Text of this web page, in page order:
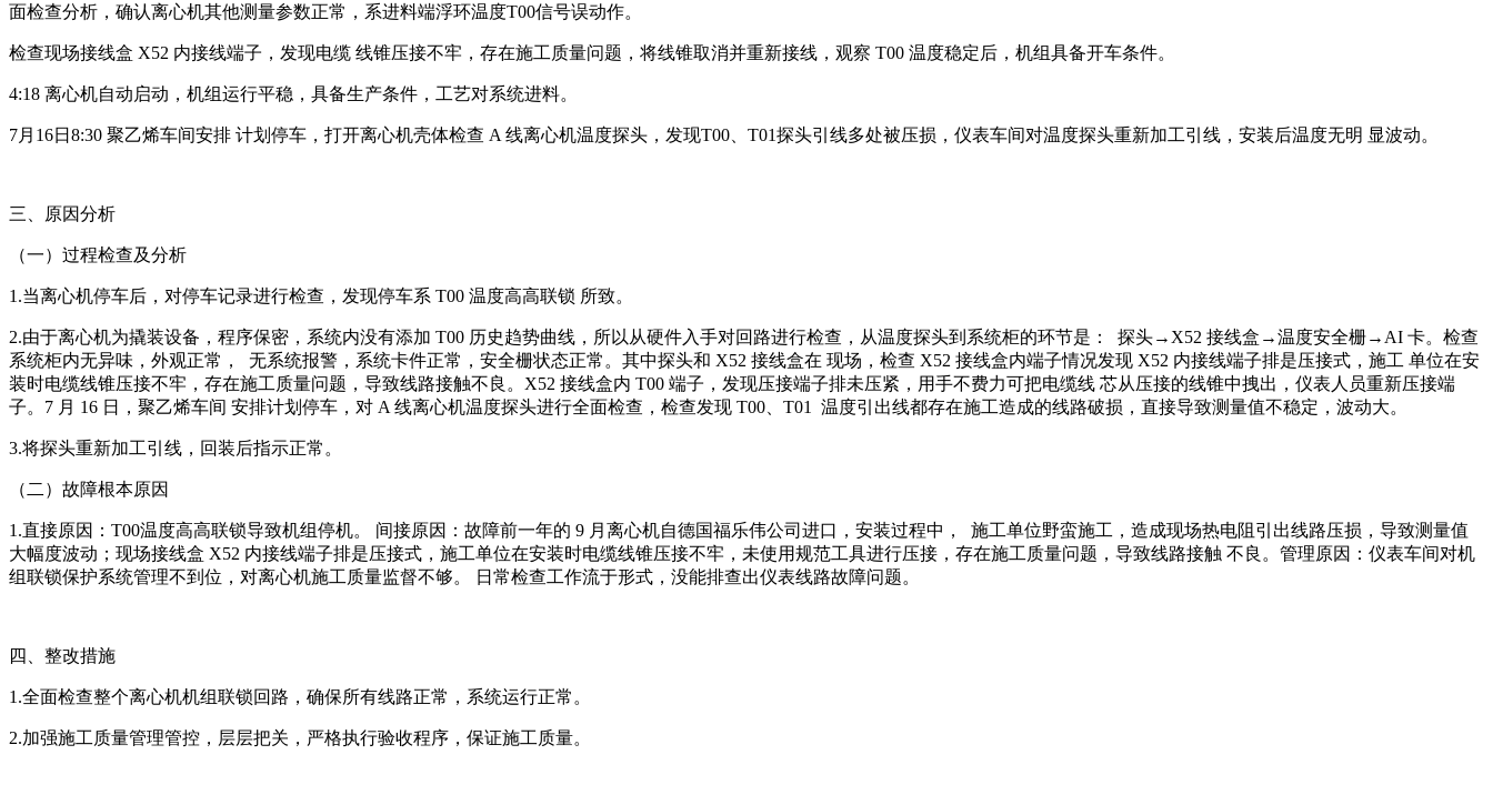
面检查分析，确认离心机其他测量参数正常，系进料端浮环温度T00信号误动作。
检查现场接线盒 X52 内接线端子，发现电缆 线锥压接不牢，存在施工质量问题，将线锥取消并重新接线，观察 T00 温度稳定后，机组具备开车条件。
4:18 离心机自动启动，机组运行平稳，具备生产条件，工艺对系统进料。
7月16日8:30 聚乙烯车间安排 计划停车，打开离心机壳体检查 A 线离心机温度探头，发现T00、T01探头引线多处被压损，仪表车间对温度探头重新加工引线，安装后温度无明 显波动。
三、原因分析
（一）过程检查及分析
1.当离心机停车后，对停车记录进行检查，发现停车系 T00 温度高高联锁 所致。
2.由于离心机为撬装设备，程序保密，系统内没有添加 T00 历史趋势曲线，所以从硬件入手对回路进行检查，从温度探头到系统柜的环节是： 探头→X52 接线盒→温度安全栅→AI 卡。检查
系统柜内无异味，外观正常， 无系统报警，系统卡件正常，安全栅状态正常。其中探头和 X52 接线盒在 现场，检查 X52 接线盒内端子情况发现 X52 内接线端子排是压接式，施工 单位在安
装时电缆线锥压接不牢，存在施工质量问题，导致线路接触不良。X52 接线盒内 T00 端子，发现压接端子排未压紧，用手不费力可把电缆线 芯从压接的线锥中拽出，仪表人员重新压接端
子。7 月 16 日，聚乙烯车间 安排计划停车，对 A 线离心机温度探头进行全面检查，检查发现 T00、T01 温度引出线都存在施工造成的线路破损，直接导致测量值不稳定，波动大。
3.将探头重新加工引线，回装后指示正常。
（二）故障根本原因
1.直接原因：T00温度高高联锁导致机组停机。 间接原因：故障前一年的 9 月离心机自德国福乐伟公司进口，安装过程中， 施工单位野蛮施工，造成现场热电阻引出线路压损，导致测量值
大幅度波动；现场接线盒 X52 内接线端子排是压接式，施工单位在安装时电缆线锥压接不牢，未使用规范工具进行压接，存在施工质量问题，导致线路接触 不良。管理原因：仪表车间对机
组联锁保护系统管理不到位，对离心机施工质量监督不够。 日常检查工作流于形式，没能排查出仪表线路故障问题。
四、整改措施
1.全面检查整个离心机机组联锁回路，确保所有线路正常，系统运行正常。
2.加强施工质量管理管控，层层把关，严格执行验收程序，保证施工质量。